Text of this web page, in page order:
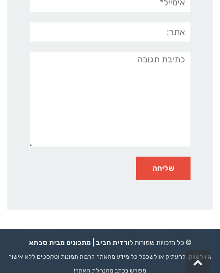
תגובה
© כל הזכויות שמורות לורדית חביב | מתכונים מבית סבתא
אין לשווק, להעתיק או לשכפל כל מידע מהאתר לרבות תמונות וטקסטים ללא אישור
מפורש בכתב מהנהלת האתר!
גלילה